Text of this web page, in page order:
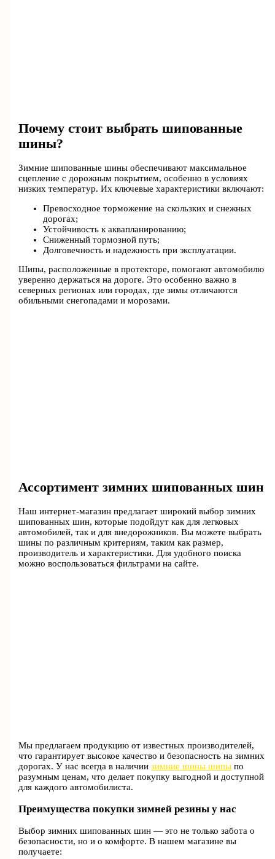
Почему стоит выбрать шипованные
шины?
Зимние шипованные шины обеспечивают максимальное
сцепление с дорожным покрытием, особенно в условиях
низких температур. Их ключевые характеристики включают:
Превосходное торможение на скользких и снежных
дорогах;
Устойчивость к аквапланированию;
Сниженный тормозной путь;
Долговечность и надежность при эксплуатации.
Шипы, расположенные в протекторе, помогают автомобилю
уверенно держаться на дороге. Это особенно важно в
северных регионах или городах, где зимы отличаются
обильными снегопадами и морозами.
Ассортимент зимних шипованных шин
Наш интернет-магазин предлагает широкий выбор зимних
шипованных шин, которые подойдут как для легковых
автомобилей, так и для внедорожников. Вы можете выбрать
шины по различным критериям, таким как размер,
производитель и характеристики. Для удобного поиска
можно воспользоваться фильтрами на сайте.
Мы предлагаем продукцию от известных производителей,
что гарантирует высокое качество и безопасность на зимних
дорогах. У нас всегда в наличиизимние шины шипы по
разумным ценам, что делает покупку выгодной и доступной
для каждого автомобилиста.
Преимущества покупки зимней резины у нас
Выбор зимних шипованных шин — это не только забота о
безопасности, но и о комфорте. В нашем магазине вы
получаете: